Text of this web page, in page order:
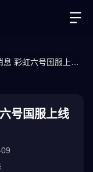
彩虹六号国服上线
号国服上线